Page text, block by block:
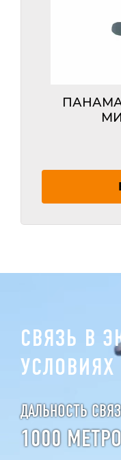
СВЯЗЬ В
УСЛОВИЯХ
ДАЛЬНОСТЬ
1000